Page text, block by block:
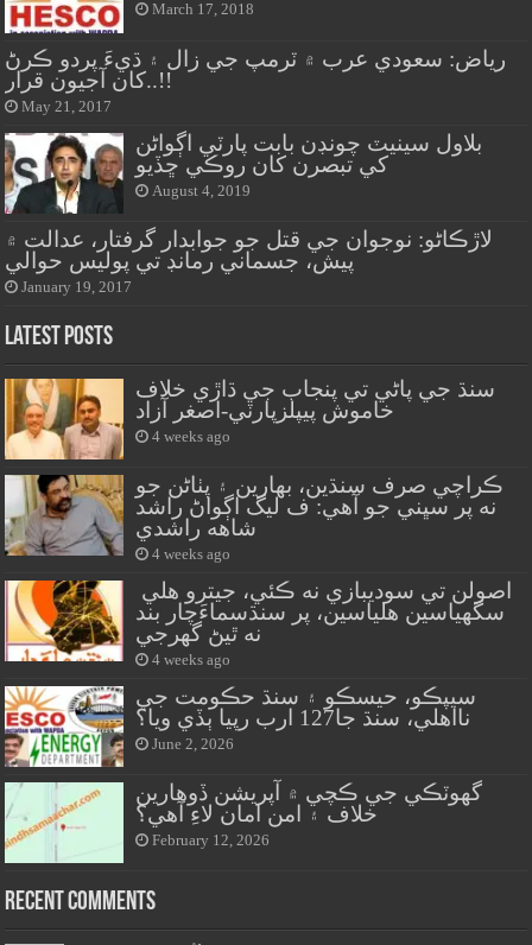
March 17, 2018
رياض: سعودي عرب ۾ ٽرمپ جي زال ۽ ڌيءَ پردو ڪرڻ
کان آجيون قرار..!!
May 21, 2017
بلاول سينيٽ چونڊن بابت پارٽي اڳواڻن
کي تبصرن کان روڪي ڇڏيو
August 4, 2019
لاڙڪاڻو: نوجوان جي قتل جو جوابدار گرفتار، عدالت ۾
پيش، جسماني رمانڊ تي پوليس حوالي
January 19, 2017
Latest Posts
سنڌ جي پاڻي تي پنجاب جي ڌاڙي خلاف
خاموش پيپلزپارٽي-اصغر آزاد
4 weeks ago
ڪراچي صرف سنڌين، بهارين ۽ پٺاڻن جو
نه پر سڀني جو آهي: ف ليگ اڳواڻ راشد
شاهه راشدي
4 weeks ago
سگهياسين هلياسين، پر سنڌسماءَچار بند
نه ٿيڻ گهرجي
4 weeks ago
سيپڪو، حيسڪو ۽ سنڌ حڪومت جي
نااهلي، سنڌ جا127 ارب رپيا ٻڏي ويا؟
June 2, 2026
گهوٽڪي جي ڪچي ۾ آپريشن ڏوهارين
خلاف ۽ امن امان لاءِ آهي؟
February 12, 2026
Recent Comments